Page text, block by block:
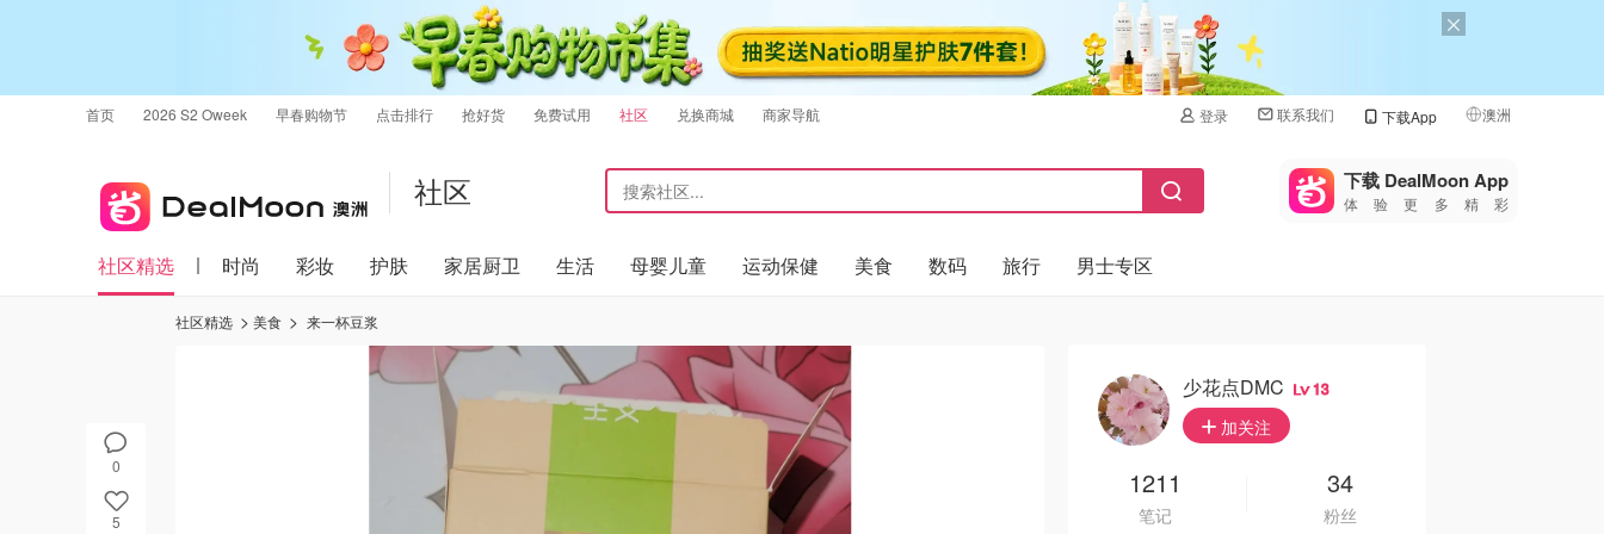
首页 2026 S2 Oweek 早春购物节 点击排行 抢好货 免费试用 社区 兑换商城 商家导航 登录 联系我们 下载App 澳洲
🇺🇸
🇨🇳 中国
社区 下载 DealMoon App
体验更多精彩
社区精选 时尚 彩妆 护肤 家居厨卫 生活 母婴儿童 运动保健 美食 数码 旅行 男士专区
0
5
社区精选 美食 来一杯豆浆
少花点DMC 13
加关注
1211
笔记
34
粉丝